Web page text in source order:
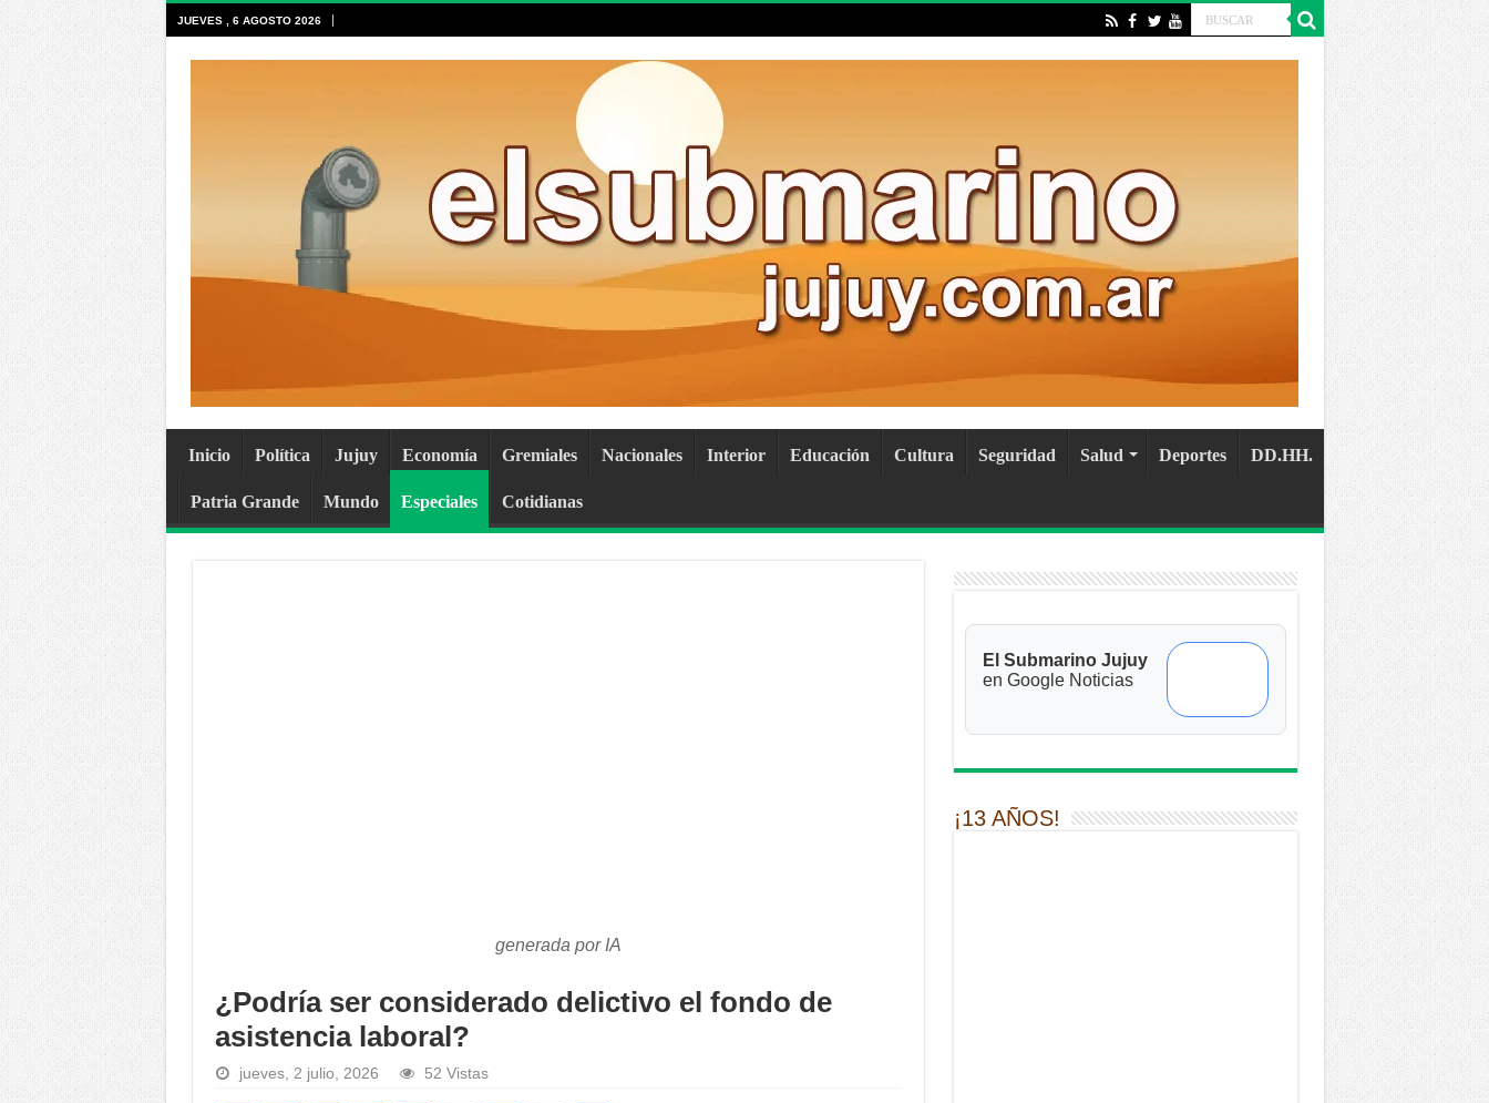
JUEVES , 6 AGOSTO 2026
Inicio Política Jujuy Economía Gremiales Nacionales Interior Educación Cultura Seguridad Salud Deportes DD.HH.
Patria Grande Mundo Especiales Cotidianas
generada por IA
¿Podría ser considerado delictivo el fondo de
asistencia laboral?
jueves, 2 julio, 2026 52 Vistas
El Submarino Jujuy
en Google Noticias
¡13 AÑOS!